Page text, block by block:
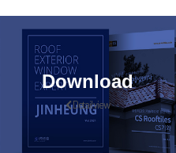
Download
Detail view